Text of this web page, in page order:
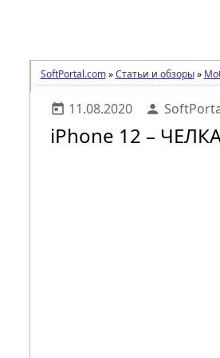
SoftPortal.com » Статьи и обзоры »
today 11.08.2020 person
iPhone 12 –